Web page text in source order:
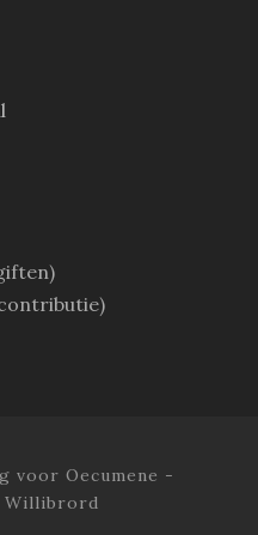
voor Oecumene -
Willibrord